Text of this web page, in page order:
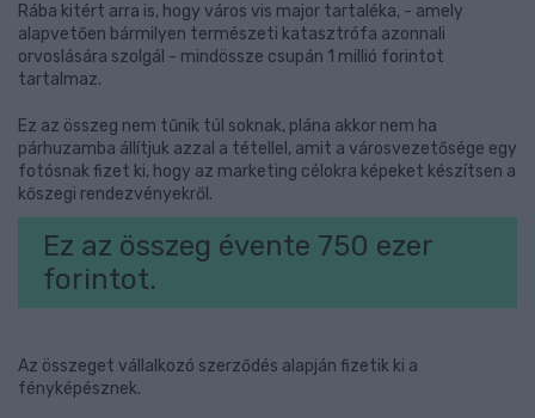
Rába kitért arra is, hogy város vis major tartaléka, - amely
alapvetően bármilyen természeti katasztrófa azonnali
orvoslására szolgál - mindössze csupán 1 millió forintot
tartalmaz.
Ez az összeg nem tűnik túl soknak, plána akkor nem ha
párhuzamba állítjuk azzal a tétellel, amit a városvezetősége egy
fotósnak fizet ki, hogy az marketing célokra képeket készítsen a
kőszegi rendezvényekről.
Ez az összeg évente 750 ezer
forintot.
Az összeget vállalkozó szerződés alapján fizetik ki a
fényképésznek.